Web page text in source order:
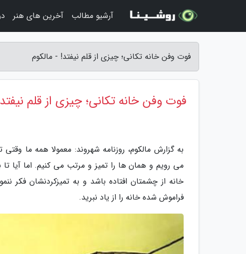
فوت وفن خانه تکانی؛ چیزی از قلم نیفتد! - مالکوم
فوت وفن خانه تکانی؛ چیزی از قلم
به گزارش مالکوم، روزنامه شهروند: معمولا همه ما
می رویم و همان ها را تمیز و مرتب می کنیم. اما
خانه از چشمتان افتاده باشد و به تمیزکردنشان
فراموش شده خانه را از یاد نبرید.
آرشیو مطالب آخرین های هنر